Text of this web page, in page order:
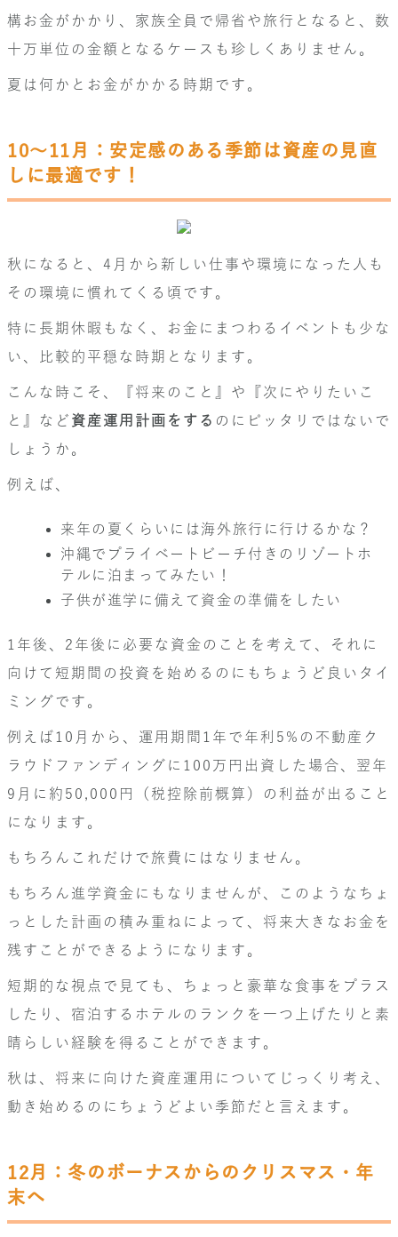
構お金がかかり、家族全員で帰省や旅行となると、数
十万単位の金額となるケースも珍しくありません。
夏は何かとお金がかかる時期です。
10～11月：安定感のある季節は資産の見直
しに最適です！
秋になると、4月から新しい仕事や環境になった人も
その環境に慣れてくる頃です。
特に長期休暇もなく、お金にまつわるイベントも少な
い、比較的平穏な時期となります。
こんな時こそ、『将来のこと』や『次にやりたいこ
と』など 資産運用計画をする のにピッタリではないで
しょうか。
例えば、
来年の夏くらいには海外旅行に行けるかな？
沖縄でプライベートビーチ付きのリゾートホ
テルに泊まってみたい！
子供が進学に備えて資金の準備をしたい
1年後、2年後に必要な資金のことを考えて、それに
向けて短期間の投資を始めるのにもちょうど良いタイ
ミングです。
例えば10月から、運用期間1年で年利5%の不動産ク
ラウドファンディングに100万円出資した場合、翌年
9月に約50,000円（税控除前概算）の利益が出ること
になります。
もちろんこれだけで旅費にはなりません。
もちろん進学資金にもなりませんが、このようなちょ
っとした計画の積み重ねによって、将来大きなお金を
残すことができるようになります。
短期的な視点で見ても、ちょっと豪華な食事をプラス
したり、宿泊するホテルのランクを一つ上げたりと素
晴らしい経験を得ることができます。
秋は、将来に向けた資産運用についてじっくり考え、
動き始めるのにちょうどよい季節だと言えます。
12月：冬のボーナスからのクリスマス・年
末へ